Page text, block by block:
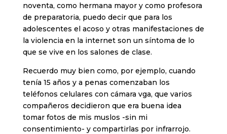
noventa, como hermana mayor y como profesora
de preparatoria, puedo decir que para los
adolescentes el acoso y otras manifestaciones de
la violencia en la internet son un síntoma de lo
que se vive en los salones de clase.
Recuerdo muy bien como, por ejemplo, cuando
tenía 15 años y a penas comenzaban los
teléfonos celulares con cámara vga, que varios
compañeros decidieron que era buena idea
tomar fotos de mis muslos -sin mi
consentimiento- y compartirlas por infrarrojo.